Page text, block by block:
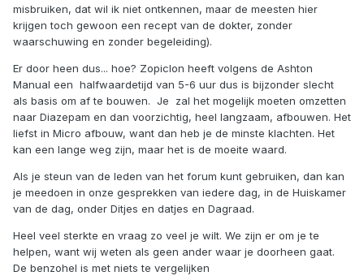
misbruiken, dat wil ik niet ontkennen, maar de meesten hier
krijgen toch gewoon een recept van de dokter, zonder
waarschuwing en zonder begeleiding).
Er door heen dus... hoe? Zopiclon heeft volgens de Ashton
Manual een halfwaardetijd van 5-6 uur dus is bijzonder slecht
als basis om af te bouwen. Je zal het mogelijk moeten omzetten
naar Diazepam en dan voorzichtig, heel langzaam, afbouwen. Het
liefst in Micro afbouw, want dan heb je de minste klachten. Het
kan een lange weg zijn, maar het is de moeite waard.
Als je steun van de leden van het forum kunt gebruiken, dan kan
je meedoen in onze gesprekken van iedere dag, in de Huiskamer
van de dag, onder Ditjes en datjes en Dagraad.
Heel veel sterkte en vraag zo veel je wilt. We zijn er om je te
helpen, want wij weten als geen ander waar je doorheen gaat.
De benzohel is met niets te vergelijken